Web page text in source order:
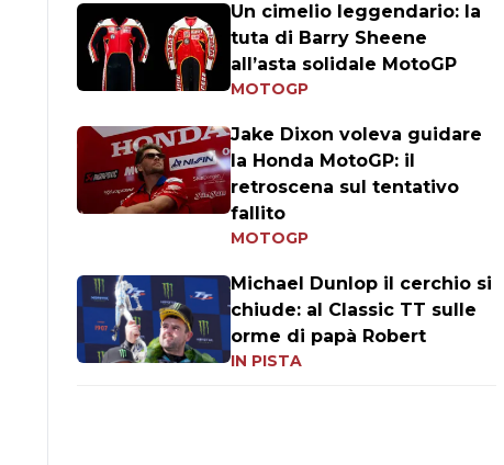
Un cimelio leggendario: la
tuta di Barry Sheene
all’asta solidale MotoGP
MOTOGP
Jake Dixon voleva guidare
la Honda MotoGP: il
retroscena sul tentativo
fallito
MOTOGP
Michael Dunlop il cerchio si
chiude: al Classic TT sulle
orme di papà Robert
IN PISTA